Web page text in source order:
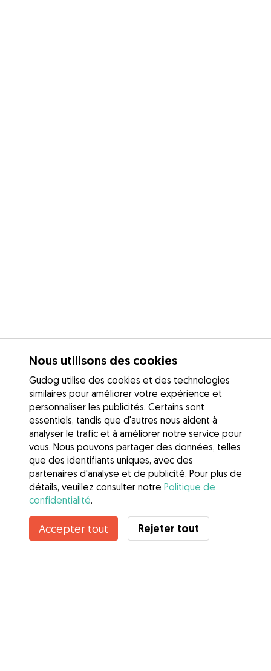
Contacter Gabriela
Connaissez-vous les avantages de Gudog ? Voir plus
Nous utilisons des cookies
Gudog utilise des cookies et des technologies
similaires pour améliorer votre expérience et
personnaliser les publicités. Certains sont
essentiels, tandis que d'autres nous aident à
analyser le trafic et à améliorer notre service pour
vous. Nous pouvons partager des données, telles
que des identifiants uniques, avec des
partenaires d'analyse et de publicité. Pour plus de
détails, veuillez consulter notre Politique de
confidentialité.
Accepter tout Rejeter tout